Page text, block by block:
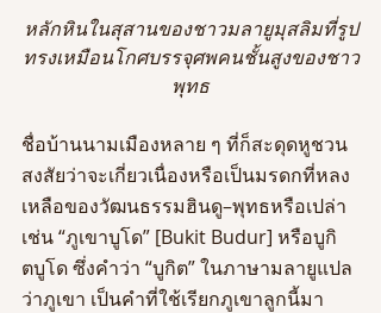
หลักหินในสุสานของชาวมลายูมุสลิมที่รูป
ทรงเหมือนโกศบรรจุศพคนชั้นสูงของชาว
พุทธ
ชื่อบ้านนามเมืองหลาย ๆ ที่ก็สะดุดหูชวน
สงสัยว่าจะเกี่ยวเนื่องหรือเป็นมรดกที่หลง
เหลือของวัฒนธรรมฮินดู–พุทธหรือเปล่า
เช่น “ภูเขาบูโด” [Bukit Budur] หรือบูกิ
ตบูโด ซึ่งคำว่า “บูกิต” ในภาษามลายูแปล
ว่าภูเขา เป็นคำที่ใช้เรียกภูเขาลูกนี้มา